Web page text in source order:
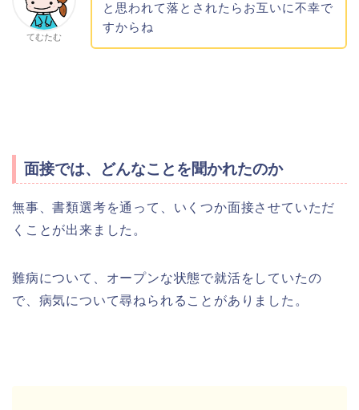
てむたむ
と思われて落とされたらお互いに不幸で
すからね
面接では、どんなことを聞かれたのか
無事、書類選考を通って、いくつか面接させていただ
くことが出来ました。
難病について、オープンな状態で就活をしていたの
で、病気について尋ねられることがありました。